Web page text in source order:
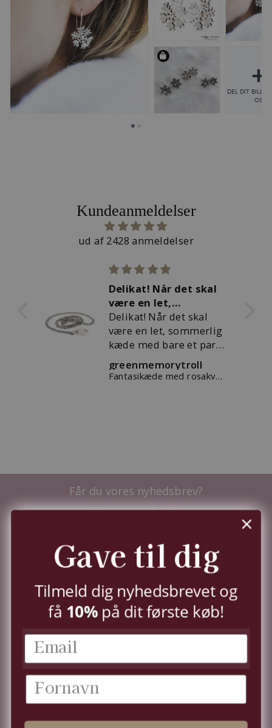
Kundeanmeldelser
ud af 2428 anmeldelser
kæde
Når det skal
en let, sommerlig
elsker mine
hurtig og
elsker mine
troldekugler -
hurtig og
levering
Laila Houlberg
Trollbeads DK
Får du vores nyhedsbrev?
Tilmeld dig nu og få nyhederne før alle andre - samt10%
persondatapolitik.
TILMELD
OM OS
Gave til dig
Tilmeld dig nyhedsbrevet og
få 10%på dit første køb!